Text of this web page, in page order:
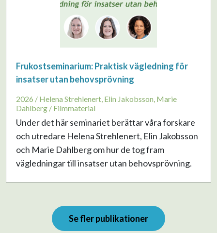
Frukostseminarium: Praktisk vägledning för
insatser utan behovsprövning
2026 / Helena Strehlenert, Elin Jakobsson, Marie
Dahlberg / Filmmaterial
Under det här seminariet berättar våra forskare
och utredare Helena Strehlenert, Elin Jakobsson
och Marie Dahlberg om hur de tog fram
vägledningar till insatser utan behovsprövning.
Se fler publikationer